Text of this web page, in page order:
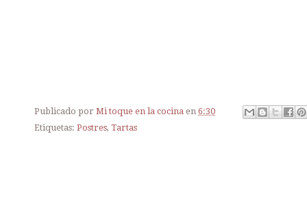
Publicado por Mi toque en la cocina en 6:30
Etiquetas: Postres, Tartas